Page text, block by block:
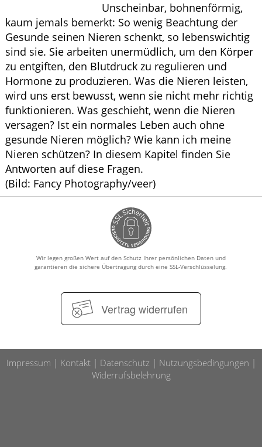
ELTERN UND KIND
Unscheinbar, bohnenförmig,
kaum jemals bemerkt: So wenig Beachtung der
Gesunde seinen Nieren schenkt, so lebenswichtig
sind sie. Sie arbeiten unermüdlich, um den Körper
zu entgiften, den Blutdruck zu regulieren und
Hormone zu produzieren. Was die Nieren leisten,
wird uns erst bewusst, wenn sie nicht mehr richtig
funktionieren. Was geschieht, wenn die Nieren
versagen? Ist ein normales Leben auch ohne
gesunde Nieren möglich? Wie kann ich meine
Nieren schützen? In diesem Kapitel finden Sie
Antworten auf diese Fragen.
(Bild: Fancy Photography/veer)
Wir legen großen Wert auf den Schutz Ihrer persönlichen Daten und
garantieren die sichere Übertragung durch eine SSL-Verschlüsselung.
Vertrag widerrufen
Impressum Kontakt Datenschutz
Nutzungsbedingungen
Widerrufsbelehrung